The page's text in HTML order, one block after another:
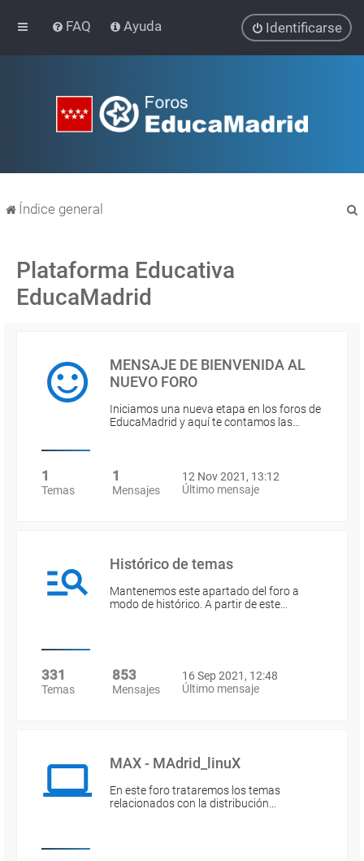
FAQ Ayuda Identificarse
Índice general
Plataforma Educativa
EducaMadrid
MENSAJE DE BIENVENIDA AL
NUEVO FORO
Iniciamos una nueva etapa en los foros de
EducaMadrid y aquí te contamos las…
1
Temas
1
Mensajes
12 Nov 2021, 13:12
Último mensaje
Histórico de temas
Mantenemos este apartado del foro a
modo de histórico. A partir de este…
331
Temas
853
Mensajes
16 Sep 2021, 12:48
Último mensaje
MAX - MAdrid_linuX
En este foro trataremos los temas
relacionados con la distribución…